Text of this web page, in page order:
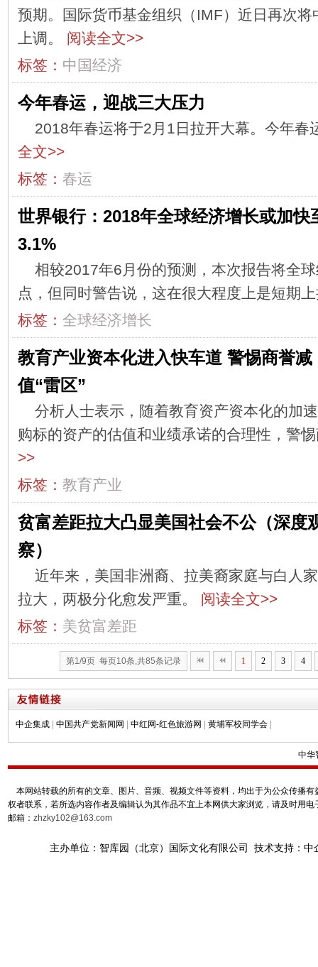
预期。国际货币基金组织（IMF）近日再次
上调。 阅读全文>>
标签： 中国经济
今年春运，迎战三大压力
2018年春运将于2月1日拉开大幕。今年春
全文>>
标签： 春运
世界银行：2018年全球经济增长或加快
3.1%
相较2017年6月份的预测，本次报告将全
点，但同时警告说，这在很大程度上是短期
标签： 全球经济增长
教育产业资本化进入快车道 警惕商誉减
值“雷区”
分析人士表示，随着教育资产资本化的加
购标的资产的估值和业绩承诺的合理性，警
>>
标签： 教育产业
贫富差距拉大凸显美国社会不公（深度
察）
近年来，美国非洲裔、拉美裔家庭与白人
拉大，两极分化愈发严重。 阅读全文>>
标签： 美贫富差距
第1/9页 每页10条,共85条记录 1 2 3 4
中企集成 中国共产党新闻网 中红网-红色旅游网 黄埔军校同学会
中华
本网站转载的所有的文章、图片、音频、视频文件等资料，均出于为公众传播
权者联系，若所选内容作者及编辑认为其作品不宜上本网供大家浏览，请及时用
邮箱： zhzky102@163.com
主办单位：智库园（北京）国际文化有限公司 技术支持：